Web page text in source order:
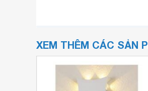
XEM THÊM CÁC SẢN